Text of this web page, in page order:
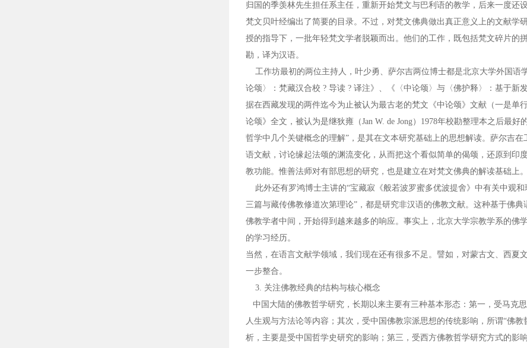
归国的季羡林先生担任系主任，重新开始梵文与巴利语的教学，后来一度还
梵文贝叶经编出了简要的目录。不过，对梵文佛典做出真正意义上的文献学
授的指导下，一批年轻梵文学者脱颖而出。他们的工作，既包括梵文碎片的
勘，译为汉语。
工作坊最初的两位主持人，叶少勇、萨尔吉两位博士都是北京大学外国语
论颂〉：梵藏汉合校 ? 导读 ? 译注》、《〈中论颂〉与〈佛护释〉：基于新
据在西藏发现的两件迄今为止被认为最古老的梵文《中论颂》文献（一是单
论颂》全文，被认为是继狄雍（Jan W. de Jong）1978年校勘整理本之后最
哲学中几个关键概念的理解”，是其在文本研究基础上的思想解读。萨尔吉
语文献，讨论缘起法颂的渊流变化，从而把这个看似简单的偈颂，还原到印
教功能。惟善法师对有部思想的研究，也是建立在对梵文佛典的解读基础上。
此外还有罗鸿博士主讲的“宝藏寂《般若波罗蜜多优波提舍》中有关中观和
三篇与藏传佛教修道次第理论”，都是研究非汉语的佛教文献。这种基于佛
佛教学者中间，开始得到越来越多的响应。事实上，北京大学宗教学系的佛
的学习经历。
当然，在语言文献学领域，我们现在还有很多不足。譬如，对蒙古文、西夏
一步整合。
3. 关注佛教经典的结构与核心概念
中国大陆的佛教哲学研究，长期以来主要有三种基本形态：第一，受马克
人生观与方法论等内容；其次，受中国佛教宗派思想的传统影响，所谓“佛
析，主要是受中国哲学史研究的影响；第三，受西方佛教哲学研究方式的影